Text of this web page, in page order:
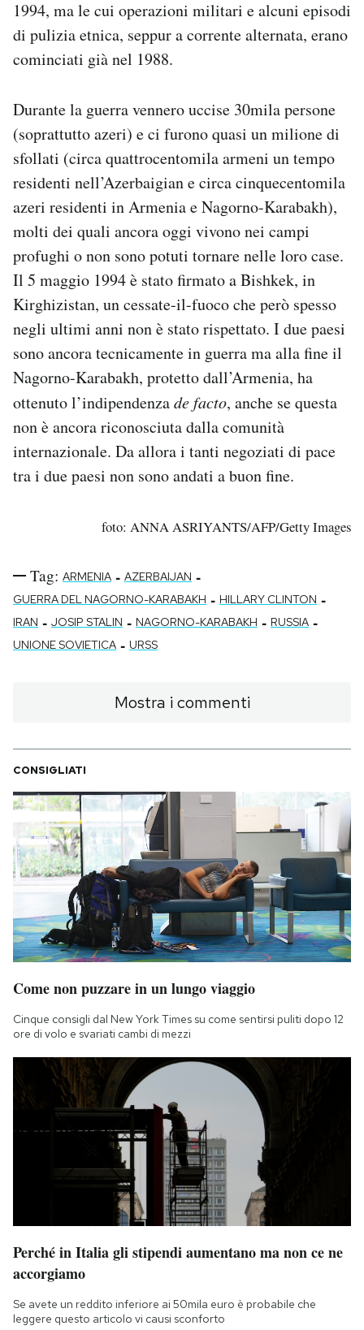
1994, ma le cui operazioni militari e alcuni episodi
di pulizia etnica, seppur a corrente alternata, erano
cominciati già nel 1988.
Durante la guerra vennero uccise 30mila persone
(soprattutto azeri) e ci furono quasi un milione di
sfollati (circa quattrocentomila armeni un tempo
residenti nell’Azerbaigian e circa cinquecentomila
azeri residenti in Armenia e Nagorno-Karabakh),
molti dei quali ancora oggi vivono nei campi
profughi o non sono potuti tornare nelle loro case.
Il 5 maggio 1994 è stato firmato a Bishkek, in
Kirghizistan, un cessate-il-fuoco che però spesso
negli ultimi anni non è stato rispettato. I due paesi
sono ancora tecnicamente in guerra ma alla fine il
Nagorno-Karabakh, protetto dall’Armenia, ha
ottenuto l’indipendenzade facto, anche se questa
non è ancora riconosciuta dalla comunità
internazionale. Da allora i tanti negoziati di pace
tra i due paesi non sono andati a buon fine.
foto: ANNA ASRIYANTS/AFP/Getty Images
Tag: ARMENIA - AZERBAIJAN -
GUERRA DEL NAGORNO-KARABAKH - HILLARY CLINTON -
IRAN - JOSIP STALIN - NAGORNO-KARABAKH - RUSSIA -
UNIONE SOVIETICA - URSS
Mostra i commenti
CONSIGLIATI
Come non puzzare in un lungo viaggio
Cinque consigli dal New York Times su come sentirsi puliti dopo 12
ore di volo e svariati cambi di mezzi
Perché in Italia gli stipendi aumentano ma non ce ne
accorgiamo
Se avete un reddito inferiore ai 50mila euro è probabile che
leggere questo articolo vi causi sconforto